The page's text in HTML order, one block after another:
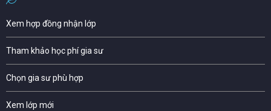
Xem hợp đồng nhận lớp
Tham khảo học phí gia sư
Chọn gia sư phù hợp
Xem lớp mới